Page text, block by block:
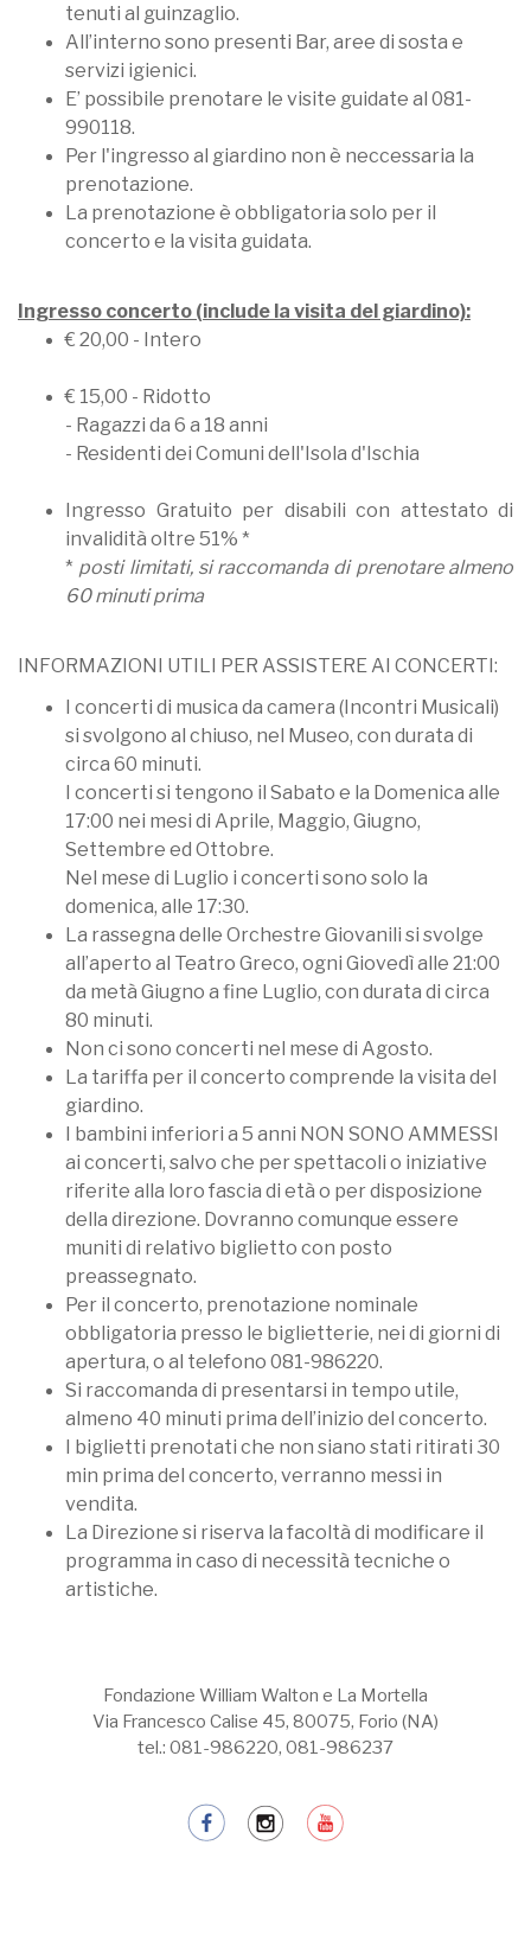
tenuti al guinzaglio.
All’interno sono presenti Bar, aree di sosta e
servizi igienici.
E’ possibile prenotare le visite guidate al 081-
990118.
Per l'ingresso al giardino non è neccessaria la
prenotazione.
La prenotazione è obbligatoria solo per il
concerto e la visita guidata.
Ingresso concerto (include la visita del giardino):
€ 20,00 - Intero
€ 15,00 - Ridotto
- Ragazzi da 6 a 18 anni
- Residenti dei Comuni dell'Isola d'Ischia
Ingresso Gratuito per disabili con attestato di
invalidità oltre 51% *
* posti limitati, si raccomanda di prenotare almeno
60 minuti prima
INFORMAZIONI UTILI PER ASSISTERE AI CONCERTI:
I concerti di musica da camera (Incontri Musicali)
si svolgono al chiuso, nel Museo, con durata di
circa 60 minuti.
I concerti si tengono il Sabato e la Domenica alle
17:00 nei mesi di Aprile, Maggio, Giugno,
Settembre ed Ottobre.
Nel mese di Luglio i concerti sono solo la
domenica, alle 17:30.
La rassegna delle Orchestre Giovanili si svolge
all’aperto al Teatro Greco, ogni Giovedì alle 21:00
da metà Giugno a fine Luglio, con durata di circa
80 minuti.
Non ci sono concerti nel mese di Agosto.
La tariffa per il concerto comprende la visita del
giardino.
I bambini inferiori a 5 anni NON SONO AMMESSI
ai concerti, salvo che per spettacoli o iniziative
riferite alla loro fascia di età o per disposizione
della direzione. Dovranno comunque essere
muniti di relativo biglietto con posto
preassegnato.
Per il concerto, prenotazione nominale
obbligatoria presso le biglietterie, nei di giorni di
apertura, o al telefono 081-986220.
Si raccomanda di presentarsi in tempo utile,
almeno 40 minuti prima dell’inizio del concerto.
I biglietti prenotati che non siano stati ritirati 30
min prima del concerto, verranno messi in
vendita.
La Direzione si riserva la facoltà di modificare il
programma in caso di necessità tecniche o
artistiche.
Fondazione William Walton e La Mortella
Via Francesco Calise 45, 80075, Forio (NA)
tel.: 081-986220, 081-986237